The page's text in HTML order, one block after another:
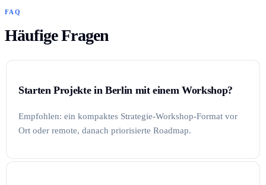
FAQ
Häufige Fragen
Starten Projekte in Berlin mit einem Workshop?
Empfohlen: ein kompaktes Strategie-Workshop-Format vor
Ort oder remote, danach priorisierte Roadmap.